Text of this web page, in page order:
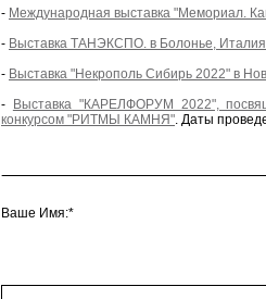
- Международная выставка "Мемориал.
- Выставка ТАНЭКСПО. в Болонье,
- Выставка "Некрополь Сибирь 2022" в
-
Выставка "КАРЕЛФОРУМ 2022",
конкурсом "РИТМЫ КАМНЯ". Даты
Ваше Имя:*